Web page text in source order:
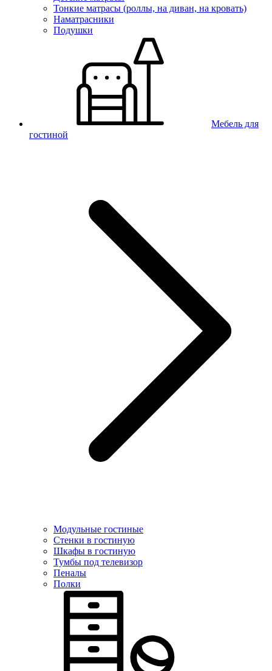
Тонкие матрасы (роллы, на диван, на кровать)
Наматрасники
Подушки
Мебель для
гостиной
Модульные гостиные
Стенки в гостиную
Шкафы в гостиную
Тумбы под телевизор
Пеналы
Полки